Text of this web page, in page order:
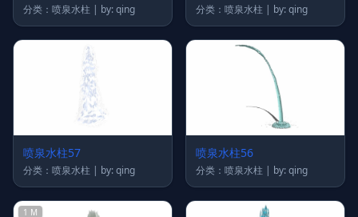
分类：喷泉水柱 | by: qing 分类：喷泉水柱 | by: qing
喷泉水柱57
分类：喷泉水柱 | by: qing
喷泉水柱56
分类：喷泉水柱 | by: qing
1 M